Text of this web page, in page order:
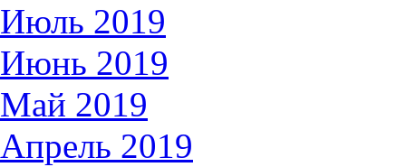
Июль 2019
Июнь 2019
Май 2019
Апрель 2019